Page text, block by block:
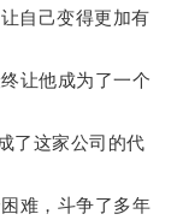
自己变得更加有
让他成为了一个
了这家公司的代
难，斗争了多年